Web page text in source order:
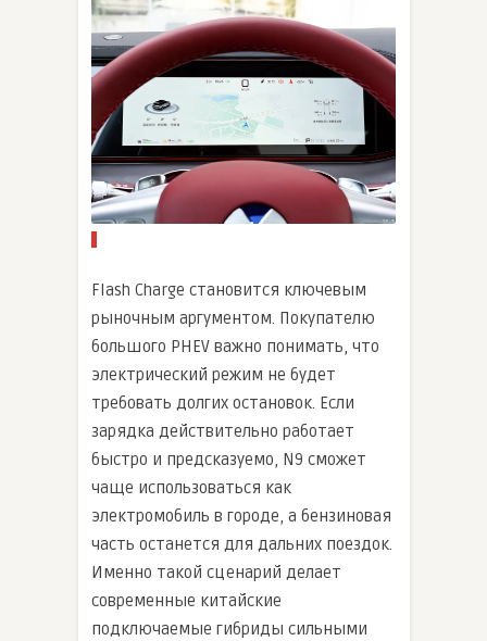
Flash Charge становится ключевым
рыночным аргументом. Покупателю
большого PHEV важно понимать, что
электрический режим не будет
требовать долгих остановок. Если
зарядка действительно работает
быстро и предсказуемо, N9 сможет
чаще использоваться как
электромобиль в городе, а бензиновая
часть останется для дальних поездок.
Именно такой сценарий делает
современные китайские
подключаемые гибриды сильными